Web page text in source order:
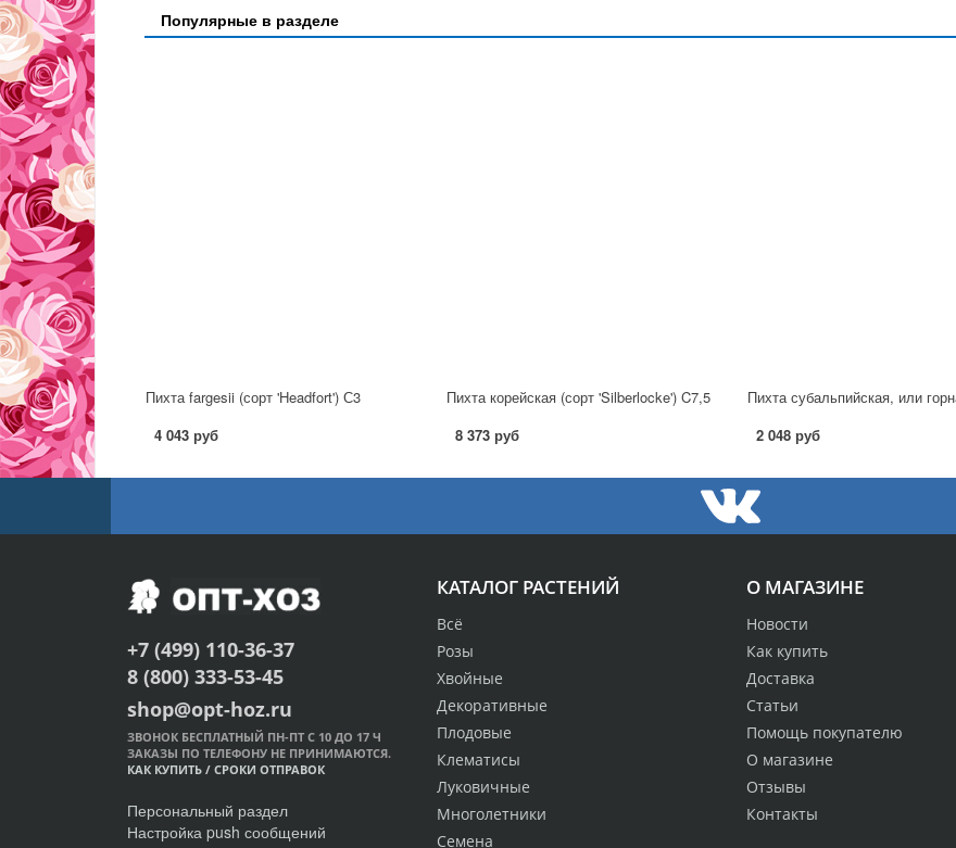
Популярные в разделе
Пихта fargesii (сорт 'Headfort') С3
4 043 руб
Пихта корейская (сорт 'Silberlocke') C7,5
8 373 руб
2 048 руб
О МАГАЗИНЕ
Новости
Как купить
Доставка
Статьи
Помощь покупателю
О магазине
Отзывы
Контакты
КАТАЛОГ РАСТЕНИЙ
Всё
Розы
Хвойные
Декоративные
Плодовые
Клематисы
Луковичные
Многолетники
Семена
+7 (499) 110-36-37
8 (800) 333-53-45
shop@opt-hoz.ru
ЗВОНОК БЕСПЛАТНЫЙ ПН-ПТ С 10 ДО 17 Ч
ЗАКАЗЫ ПО ТЕЛЕФОНУ НЕ ПРИНИМАЮТСЯ.
КАК КУПИТЬ / СРОКИ ОТПРАВОК
Персональный раздел
Настройка push сообщений